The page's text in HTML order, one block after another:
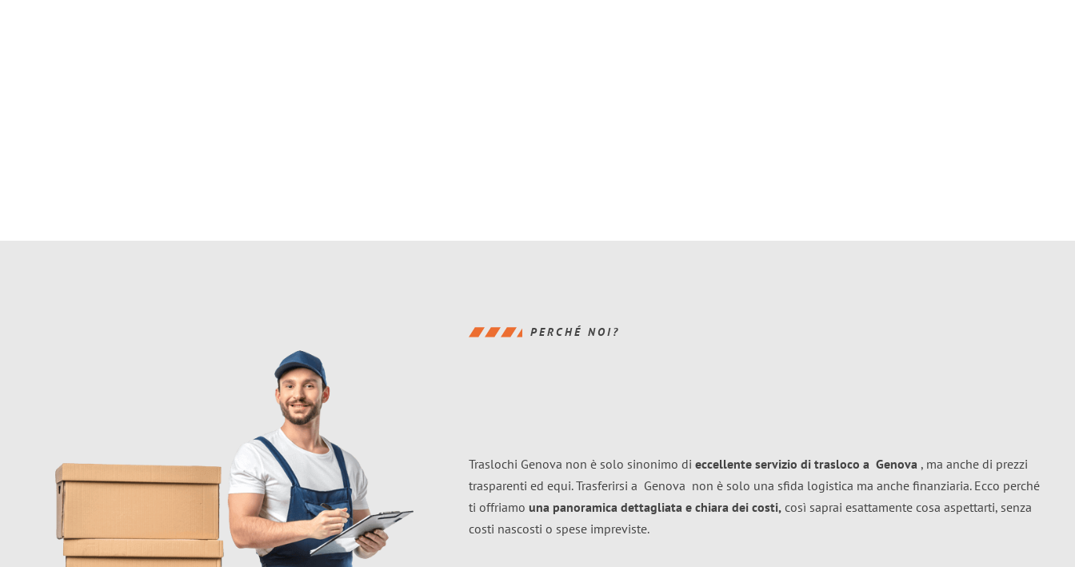
PERCHÉ NOI?
Traslochi Genova non è solo sinonimo di eccellente servizio di trasloco a Genova , ma anche di prezzi
trasparenti ed equi. Trasferirsi a Genova non è solo una sfida logistica ma anche finanziaria. Ecco perché
ti offriamo una panoramica dettagliata e chiara dei costi, così saprai esattamente cosa aspettarti, senza
costi nascosti o spese impreviste.